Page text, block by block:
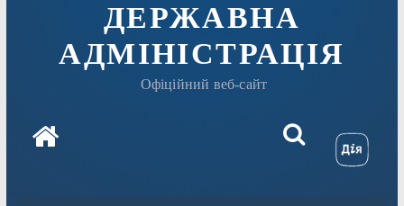
ДЕРЖАВНА
АДМІНІСТРАЦІЯ
Офіційний веб-сайт